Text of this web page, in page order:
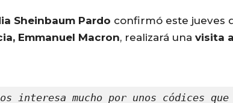
Sheinbaum Pardo confirmó este jueves
Emmanuel Macron, realizará una visita
interesa mucho por unos códices que